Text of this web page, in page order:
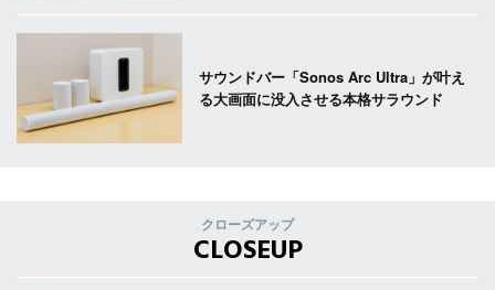
サウンドバー「Sonos Arc Ultra」が叶え
る大画面に没入させる本格サラウンド
クローズアップ
CLOSEUP